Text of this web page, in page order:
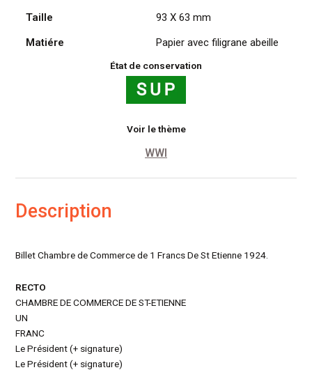
Avr.
Taille
93 X 63 mm
Matiére
Papier avec filigrane abeille
État de conservation
Voir le thème
WWI
Description
Billet Chambre de Commerce de 1 Francs De St Etienne 1924.
RECTO
CHAMBRE DE COMMERCE DE ST-ETIENNE
UN
FRANC
Le Président (+ signature)
Le Président (+ signature)